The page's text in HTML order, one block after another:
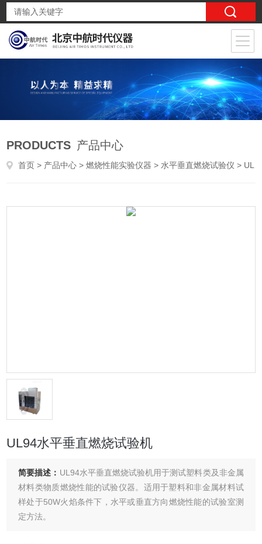
PRODUCTS 产品中心
首页 > 产品中心 >燃烧性能实验仪器 > 水平垂直燃烧试验仪 > UL94水平垂直燃烧试验机
UL94水平垂直燃烧试验机
简要描述： UL94水平垂直燃烧试验机用于测试塑料类及非金属
材料类物质燃烧性能的试验仪器。适用于塑料和非金属材料试
样处于50W火焰条件下，水平或垂直方向燃烧性能的试验室测
定方法。